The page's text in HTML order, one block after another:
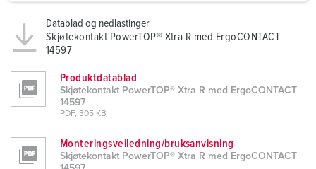
h
l
Datablad og nedlastinger
Skjøtekontakt PowerTOP® Xtra R med ErgoCONTACT
14597
Produktdatablad
Skjøtekontakt PowerTOP® Xtra R med ErgoCONTACT
14597
PDF, 305 KB
Monteringsveiledning/bruksanvisning
Skjøtekontakt PowerTOP® Xtra R med ErgoCONTACT